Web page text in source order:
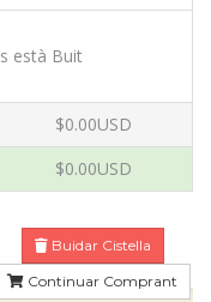
està Buit
$0.00USD
$0.00USD
Buidar Cistella
Continuar Comprant